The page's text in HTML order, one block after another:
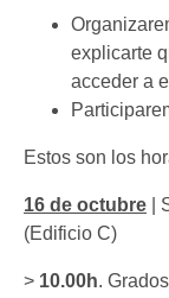
explicarte
acceder a
Estos son los
16 de octubre |
(Edificio C)
> 10.00h.